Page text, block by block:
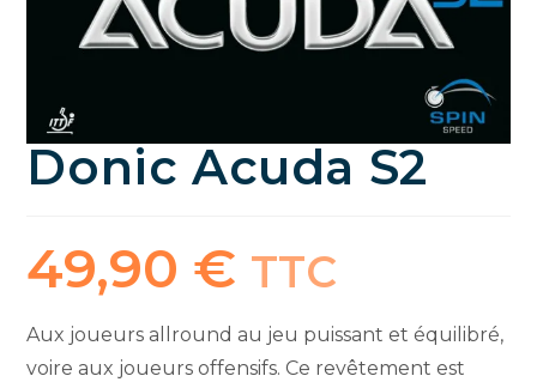
Donic Acuda S2
49,90 € TTC
Aux joueurs allround au jeu puissant et équilibré,
voire aux joueurs offensifs. Ce revêtement est